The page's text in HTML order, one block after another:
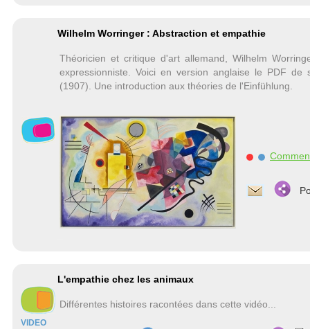
Wilhelm Worringer : Abstraction et empathie
Théoricien et critique d'art allemand, Wilhelm
expressionniste. Voici en version anglaise le PDF de
(1907). Une introduction aux théories de l'Einfühlung.
VIDEO
L'empathie chez les animaux
Différentes histoires racontées dans cette vidéo...